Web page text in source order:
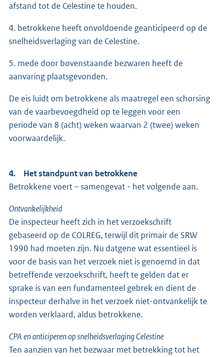
afstand tot de Celestine te houden.
4. betrokkene heeft onvoldoende geanticipeerd op de
snelheidsverlaging van de Celestine.
5. mede door bovenstaande bezwaren heeft de
aanvaring plaatsgevonden.
De eis luidt om betrokkene als maatregel een schorsing
van de vaarbevoegdheid op te leggen voor een
periode van 8 (acht) weken waarvan 2 (twee) weken
voorwaardelijk.
4. Het standpunt van betrokkene
Betrokkene voert – samengevat - het volgende aan.
Ontvankelijkheid
De inspecteur heeft zich in het verzoekschrift
gebaseerd op de COLREG, terwijl dit primair de SRW
1990 had moeten zijn. Nu datgene wat essentieel is
voor de basis van het verzoek niet is genoemd in dat
betreffende verzoekschrift, heeft te gelden dat er
sprake is van een fundamenteel gebrek en dient de
inspecteur derhalve in het verzoek niet-ontvankelijk te
worden verklaard, aldus betrokkene.
CPA en anticiperen op snelheidsverlaging Celestine
Ten aanzien van het bezwaar met betrekking tot het